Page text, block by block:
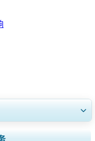
公司简介， 竞争基准分析，